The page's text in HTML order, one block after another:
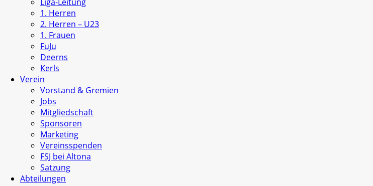
1. Herren
2. Herren – U23
1. Frauen
FuJu
Deerns
Kerls
Verein
Vorstand & Gremien
Jobs
Mitgliedschaft
Sponsoren
Marketing
Vereinsspenden
FSJ bei Altona
Satzung
Abteilungen